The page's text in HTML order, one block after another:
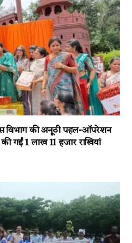
विभाग की अनूठी पहल-ऑपरेशन
की गईं 1 लाख 11 हजार राखियां